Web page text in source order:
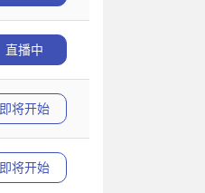
直播中
即将开始
即将开始